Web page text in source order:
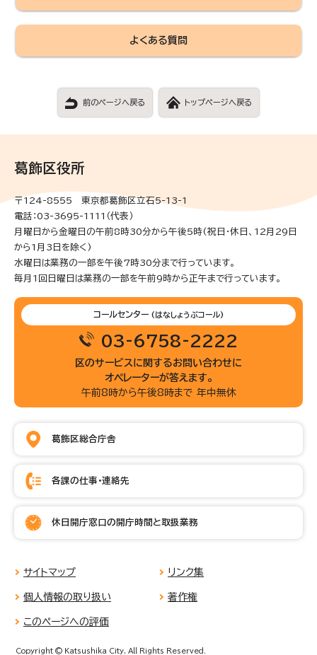
よくある質問
前のページへ戻る トップページへ戻る
葛飾区役所
〒124-8555 東京都葛飾区立石5-13-1
電話：03-3695-1111（代表）
月曜日から金曜日の午前8時30分から午後5時(祝日・休日、12月29日
から1月3日を除く)
水曜日は業務の一部を午後7時30分まで行っています。
毎月1回日曜日は業務の一部を午前9時から正午まで行っています。
コールセンター (はなしょうぶコール)
03-6758-2222
区のサービスに関するお問い合わせに
オペレーターが答えます。
午前8時から午後8時まで 年中無休
葛飾区総合庁舎
各課の仕事・連絡先
休日開庁窓口の開庁時間と取扱業務
サイトマップ リンク集
個人情報の取り扱い 著作権
このページへの評価
Copyright © Katsushika City, All Rights Reserved.